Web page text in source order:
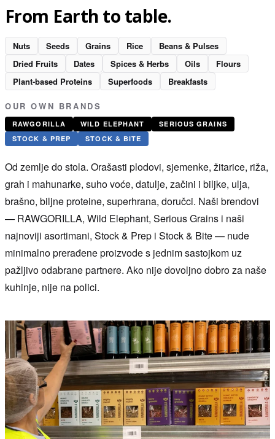
From Earth to table.
Nuts Seeds Grains Rice
Beans & Pulses
Dried Fruits
Dates Spices & Herbs Oils
Flours
Plant-based Proteins
Superfoods Breakfasts
OUR OWN BRANDS
RAWGORILLA WILD ELEPHANT
SERIOUS GRAINS
STOCK & PREP
STOCK & BITE
Od zemlje do stola. Orašasti plodovi, sjemenke, žitarice, riža,
grah i mahunarke, suho voće, datulje, začini i biljke, ulja,
brašno, biljne proteine, superhrana, doručci. Naši brendovi
— RAWGORILLA, Wild Elephant, Serious Grains i naši
najnoviji asortimani, Stock & Prep i Stock & Bite — nude
minimalno prerađene proizvode s jednim sastojkom uz
pažljivo odabrane partnere. Ako nije dovoljno dobro za naše
kuhinje, nije na polici.